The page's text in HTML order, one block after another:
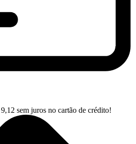
9,12 sem juros no cartão de crédito!